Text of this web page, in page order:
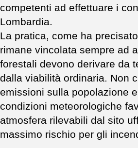
competenti ad effettuare i
Lombardia.
La pratica, come ha
rimane vincolata sempre ad
forestali devono derivare da
dalla viabilità ordinaria. Non
emissioni sulla popolazione
condizioni meteorologiche
atmosfera rilevabili dal sito
massimo rischio per gli